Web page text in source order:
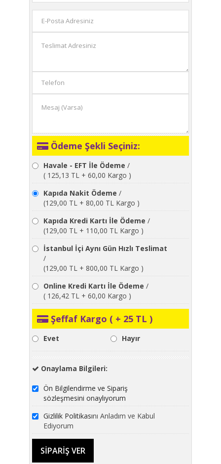
Ödeme Şekli Seçiniz:
Havale - EFT İle Ödeme /
( 125,13 TL + 60,00 Kargo )
Kapıda Nakit Ödeme /
(129,00 TL + 80,00 TL Kargo )
Kapıda Kredi Kartı İle Ödeme /
(129,00 TL + 110,00 TL Kargo )
İstanbul İçi Aynı Gün Hızlı Teslimat
/
(129,00 TL + 800,00 TL Kargo )
Online Kredi Kartı İle Ödeme /
( 126,42 TL + 60,00 Kargo )
Şeffaf Kargo ( + 25 TL )
Evet Hayır
Onaylama Bilgileri:
Ön Bilgilendirme ve Sipariş
sözleşmesini onaylıyorum
Gizlilik Politikasını Anladım ve Kabul
Ediyorum